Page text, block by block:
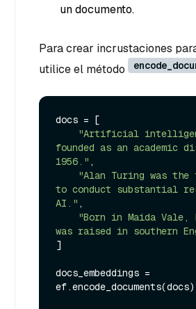
un documento.
Para crear incrustaciones
utilice el método
docs = [
"Artificial
founded as an academic
1956." ,
"Alan Turing was
to conduct substantial
AI." ,
"Born in Maida Vale,
was raised in southern
]
docs_embeddings =
ef.encode_documents(docs)